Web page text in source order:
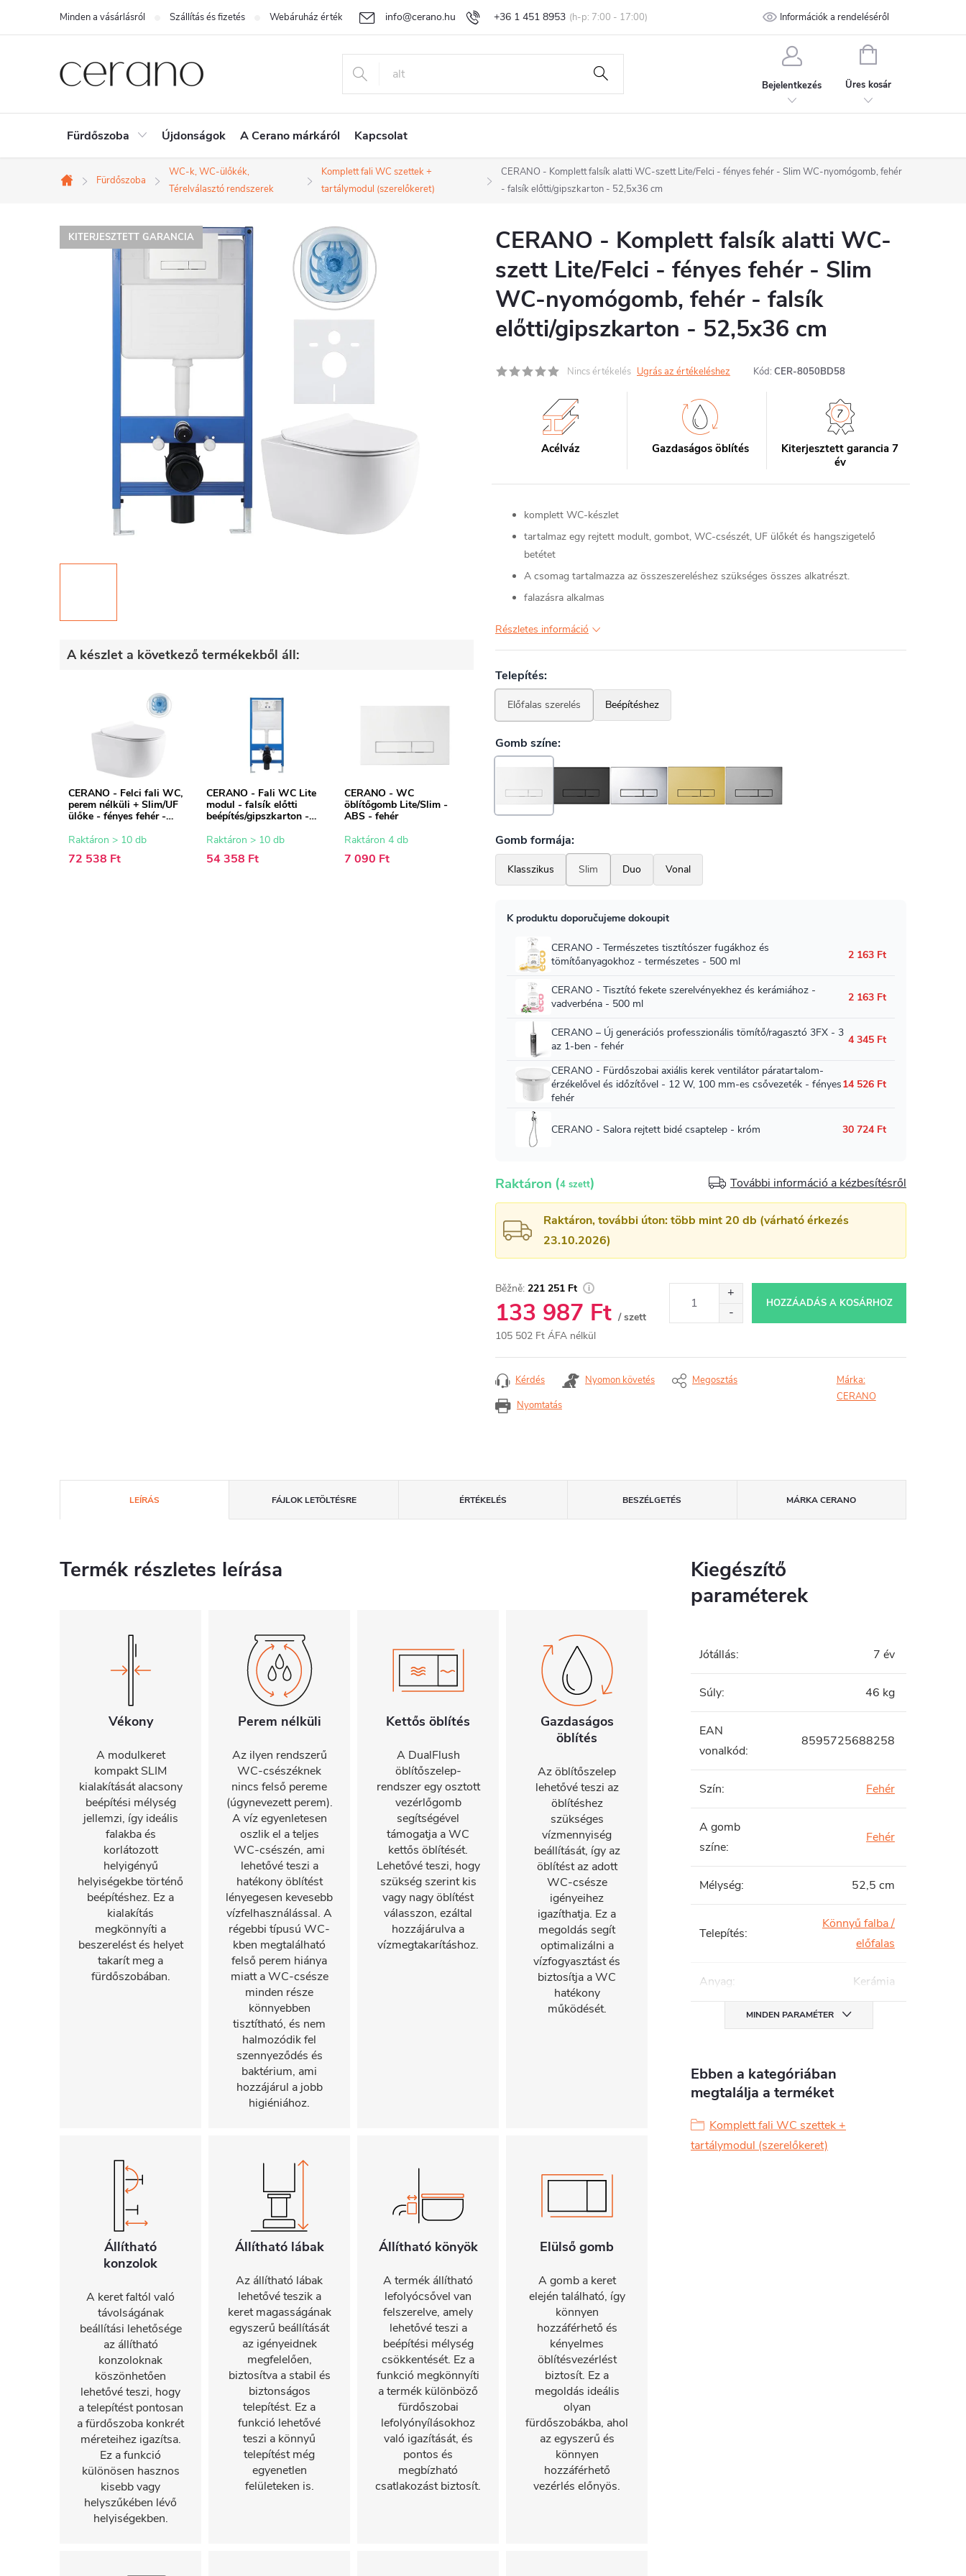
tartalomhoz
+36 1 451 8953
info@cerano.hu
Minden a vásárlásról Szállítás és fizetés Webáruház értékelése Egyedi árazás Áru visszaküldése és reklamáció Általános Szerződési Feltételek Adatvédelmi feltételek
Információk a rendeléséről
Bejelentkezés
KOSÁR
Üres kosár
Fürdőszoba Újdonságok A Cerano márkáról Kapcsolat
Kezdőlap
Fürdőszoba
WC-k, WC-ülőkék,
Térelválasztó rendszerek
Komplett fali WC szettek +
tartálymodul (szerelőkeret)
CERANO - Komplett falsík alatti WC-szett Lite/Felci - fényes fehér - Slim WC-nyomógomb, fehér
- falsík előtti/gipszkarton - 52,5x36 cm
KITERJESZTETT GARANCIA
A készlet a következő termékekből áll:
CERANO - Felci fali WC,
perem nélküli + Slim/UF
ülőke - fényes fehér -
Raktáron > 10 db
72 538 Ft
CERANO - Fali WC Lite
modul - falsík előtti
beépítés/gipszkarton -
Raktáron > 10 db
54 358 Ft
CERANO - WC
öblítőgomb Lite/Slim -
ABS - fehér
Raktáron 4 db
7 090 Ft
CERANO - Komplett falsík alatti WC-
szett Lite/Felci - fényes fehér - Slim
WC-nyomógomb, fehér - falsík
előtti/gipszkarton - 52,5x36 cm
Nincs értékelés Ugrás az értékeléshez Kód: CER-8050BD58
Acélváz Gazdaságos öblítés
Kiterjesztett garancia 7
év
komplett WC-készlet
tartalmaz egy rejtett modult, gombot, WC-csészét, UF ülőkét és hangszigetelő
betétet
A csomag tartalmazza az összeszereléshez szükséges összes alkatrészt.
falazásra alkalmas
Részletes információ
Raktáron (4 szett) További információ a kézbesítésről
Raktáron, további úton: több mint 20 db (várható érkezés
23.10.2026)
221 251 Ft
133 987 Ft / szett
105 502 Ft ÁFA nélkül
HOZZÁADÁS A KOSÁRHOZ
Nyomtatás
Kérdés Nyomon követés Megosztás
Márka:
CERANO
LEÍRÁS FÁJLOK LETÖLTÉSRE ÉRTÉKELÉS BESZÉLGETÉS MÁRKACERANO
Termék részletes leírása
Vékony
A modulkeret
kompakt SLIM
kialakítását alacsony
beépítési mélység
jellemzi, így ideális
falakba és
korlátozott
helyigényű
helyiségekbe történő
beépítéshez. Ez a
kialakítás
megkönnyíti a
beszerelést és helyet
takarít meg a
fürdőszobában.
Perem nélküli
Az ilyen rendszerű
WC-csészéknek
nincs felső pereme
(úgynevezett perem).
A víz egyenletesen
oszlik el a teljes
WC-csészén, ami
lehetővé teszi a
hatékony öblítést
lényegesen kevesebb
vízfelhasználással. A
régebbi típusú WC-
kben megtalálható
felső perem hiánya
miatt a WC-csésze
minden része
könnyebben
tisztítható, és nem
halmozódik fel
szennyeződés és
baktérium, ami
hozzájárul a jobb
higiéniához.
Kettős öblítés
A DualFlush
öblítőszelep-
rendszer egy osztott
vezérlőgomb
segítségével
támogatja a WC
kettős öblítését.
Lehetővé teszi, hogy
szükség szerint kis
vagy nagy öblítést
válasszon, ezáltal
hozzájárulva a
vízmegtakarításhoz.
Gazdaságos
öblítés
Az öblítőszelep
lehetővé teszi az
öblítéshez
szükséges
vízmennyiség
beállítását, így az
öblítést az adott
WC-csésze
igényeihez
igazíthatja. Ez a
megoldás segít
optimalizálni a
vízfogyasztást és
biztosítja a WC
hatékony
működését.
Állítható
konzolok
A keret faltól való
távolságának
beállítási lehetősége
az állítható
konzoloknak
köszönhetően
lehetővé teszi, hogy
a telepítést pontosan
a fürdőszoba konkrét
méreteihez igazítsa.
Ez a funkció
különösen hasznos
kisebb vagy
helyszűkében lévő
helyiségekben.
Állítható lábak
Az állítható lábak
lehetővé teszik a
keret magasságának
egyszerű beállítását
az igényeidnek
megfelelően,
biztosítva a stabil és
biztonságos
telepítést. Ez a
funkció lehetővé
teszi a könnyű
telepítést még
egyenetlen
felületeken is.
Állítható könyök
A termék állítható
lefolyócsővel van
felszerelve, amely
lehetővé teszi a
beépítési mélység
csökkentését. Ez a
funkció megkönnyíti
a termék különböző
fürdőszobai
lefolyónyílásokhoz
való igazítását, és
pontos és
megbízható
csatlakozást biztosít.
Elülső gomb
A gomb a keret
elején található, így
könnyen
hozzáférhető és
kényelmes
öblítésvezérlést
biztosít. Ez a
megoldás ideális
olyan
fürdőszobákba, ahol
az egyszerű és
könnyen
hozzáférhető
vezérlés előnyös.
Kiegészítő
paraméterek
Jótállás: 7 év
Súly: 46 kg
EAN
vonalkód:
8595725688258
Szín: Fehér
A gomb
színe:
Fehér
Mélység: 52,5 cm
Telepítés:
Könnyű falba /
előfalas
Anyag: Kerámia
MINDEN PARAMÉTER
Ebben a kategóriában
megtalálja a terméket
Komplett fali WC szettek +
tartálymodul (szerelőkeret)